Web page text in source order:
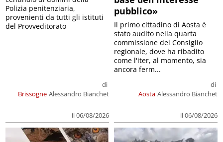
Brissogne
di
Alessandro Bianchet
il 06/08/2026
Polizia penitenziaria,
provenienti da tutti gli istituti
del Provveditorato
pubblico»
Aosta
di
Alessandro Bianchet
il 06/08/2026
Il primo cittadino di Aosta è
stato audito nella quarta
commissione del Consiglio
regionale, dove ha ribadito
come l'iter, al momento, sia
ancora ferm...